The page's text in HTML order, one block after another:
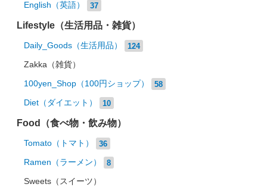
English（英語） 37
Lifestyle（生活用品・雑貨）
Daily_Goods（生活用品） 124
Zakka（雑貨）
100yen_Shop（100円ショップ） 58
Diet（ダイエット） 10
Food（食べ物・飲み物）
Tomato（トマト） 36
Ramen（ラーメン） 8
Sweets（スイーツ）